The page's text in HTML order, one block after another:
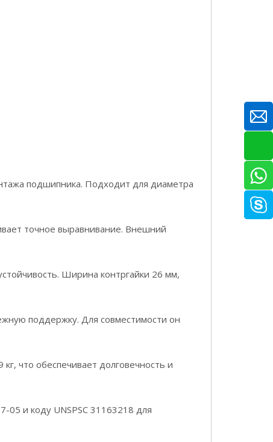
подшипника. Подходит для диаметра
точное выравнивание. Внешний
Ширина контргайки 26 мм,
поддержку. Для совместимости он
что обеспечивает долговечность и
05 и коду UNSPSC 31163218 для